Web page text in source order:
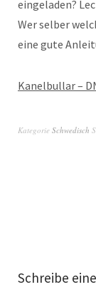
eingeladen?
Wer selber
eine gute
Kanelbullar –
Kategorie Schwedisch
Schreibe